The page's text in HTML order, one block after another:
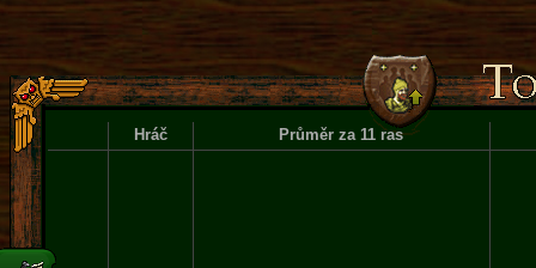
Hráč Průměr za 11 ras